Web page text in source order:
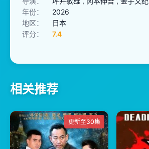
年份：
2026
地区：
日本
评分：
7.4
相关推荐
更新至30集